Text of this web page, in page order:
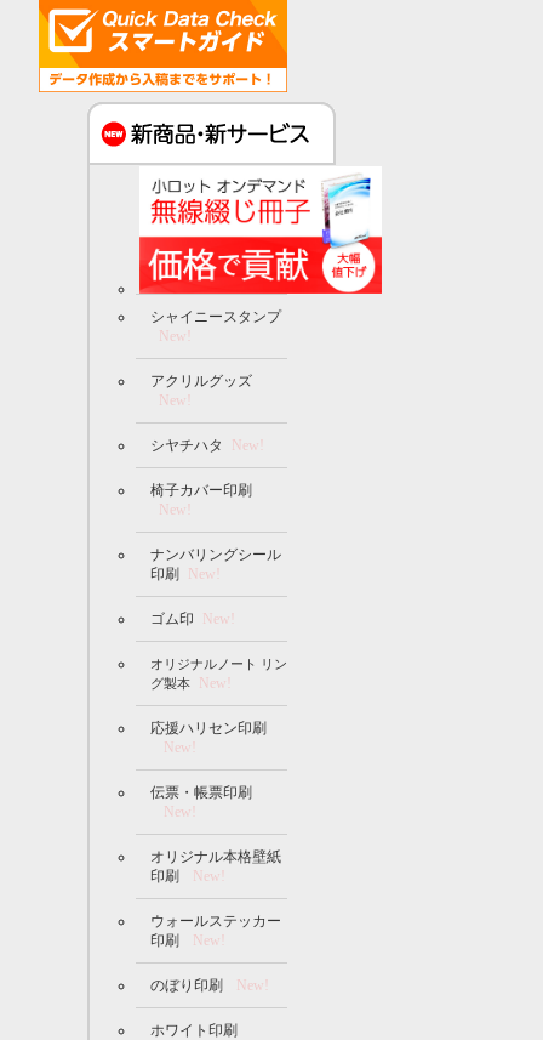
シャイニースタンプ
New!
アクリルグッズ
New!
シヤチハタ New!
椅子カバー印刷
New!
ナンバリングシール
印刷
New!
ゴム印 New!
オリジナルノート リン
グ製本
New!
応援ハリセン印刷
New!
伝票・帳票印刷
New!
オリジナル本格壁紙
印刷
New!
ウォールステッカー
印刷
New!
のぼり印刷 New!
ホワイト印刷